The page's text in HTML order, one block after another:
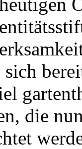
sich
die